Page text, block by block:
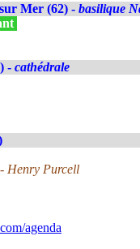
Mer (62) - basilique
- cathédrale
Henry Purcell
agenda